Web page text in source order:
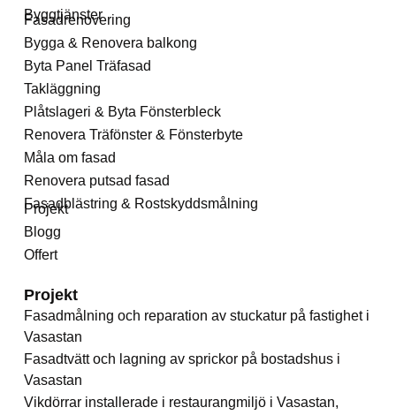
Byggtjänster
Fasadrenovering
Bygga & Renovera balkong
Byta Panel Träfasad
Takläggning
Plåtslageri & Byta Fönsterbleck
Renovera Träfönster & Fönsterbyte
Måla om fasad
Renovera putsad fasad
Fasadblästring & Rostskyddsmålning
Projekt
Blogg
Offert
Projekt
Fasadmålning och reparation av stuckatur på fastighet i
Vasastan
Fasadtvätt och lagning av sprickor på bostadshus i
Vasastan
Vikdörrar installerade i restaurangmiljö i Vasastan,